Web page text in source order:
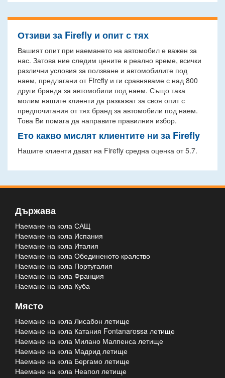
Отзиви за Firefly и опит с тях
Вашият опит при наемането на автомобил е важен за
нас. Затова ние следим цените в реално време, всички
различни условия за ползване и автомобилите под
наем, предлагани от Firefly и ги сравняваме с над 800
други бранда за автомобили под наем. Също така
молим нашите клиенти да разкажат за своя опит с
предпочитания от тях бранд за автомобили под наем.
Това Ви помага да направите правилния избор.
Ето какво мислят клиентите ни за Firefly
Нашите клиенти дават на Firefly средна оценка от 5.7.
Държава
Наемане на кола САЩ
Наемане на кола Испания
Наемане на кола Италия
Наемане на кола Обединеното кралство
Наемане на кола Португалия
Наемане на кола Франция
Наемане на кола Куба
Място
Наемане на кола Лисабон летище
Наемане на кола Катания Fontanarossa летище
Наемане на кола Милано Малпенса летище
Наемане на кола Мадрид летище
Наемане на кола Бергамо летище
Наемане на кола Неапол летище